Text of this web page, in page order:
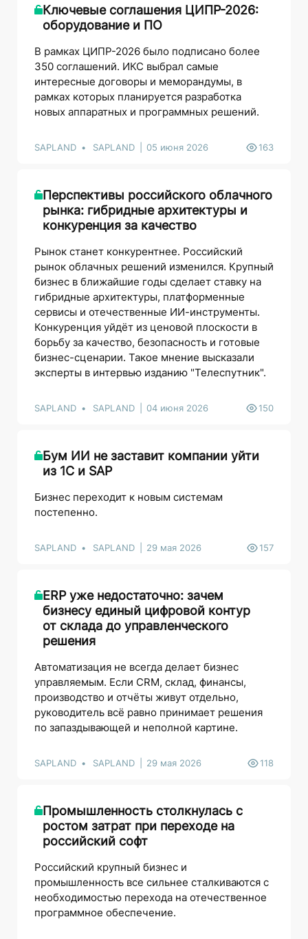
Ключевые соглашения ЦИПР-2026:
оборудование и ПО
В рамках ЦИПР-2026 было подписано более
350 соглашений. ИКС выбрал самые
интересные договоры и меморандумы, в
рамках которых планируется разработка
новых аппаратных и программных решений.
SAPLAND SAPLAND 05 июня 2026 163
Перспективы российского облачного
рынка: гибридные архитектуры и
конкуренция за качество
Рынок станет конкурентнее. Российский
рынок облачных решений изменился. Крупный
бизнес в ближайшие годы сделает ставку на
гибридные архитектуры, платформенные
сервисы и отечественные ИИ-инструменты.
Конкуренция уйдёт из ценовой плоскости в
борьбу за качество, безопасность и готовые
бизнес-сценарии. Такое мнение высказали
эксперты в интервью изданию "Телеспутник".
SAPLAND SAPLAND 04 июня 2026 150
Бум ИИ не заставит компании уйти
из 1C и SAP
Бизнес переходит к новым системам
постепенно.
SAPLAND SAPLAND 29 мая 2026 157
ERP уже недостаточно: зачем
бизнесу единый цифровой контур
от склада до управленческого
решения
Автоматизация не всегда делает бизнес
управляемым. Если CRM, склад, финансы,
производство и отчёты живут отдельно,
руководитель всё равно принимает решения
по запаздывающей и неполной картине.
SAPLAND SAPLAND 29 мая 2026 118
Промышленность столкнулась с
ростом затрат при переходе на
российский софт
Российский крупный бизнес и
промышленность все сильнее сталкиваются с
необходимостью перехода на отечественное
программное обеспечение.